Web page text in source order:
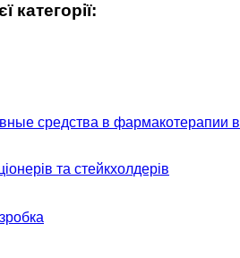
категорії:
средства в фармакотерапии
та стейкхолдерів